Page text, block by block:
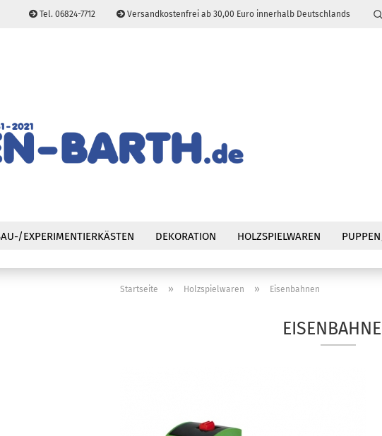
Tel. 06824-7712 Versandkostenfrei ab 30,00 Euro innerhalb Deutschlands
Passwort
EXPERIMENTIERKÄSTEN DEKORATION HOLZSPIELWAREN
Startseite » Holzspielwaren » Eisenbahnen